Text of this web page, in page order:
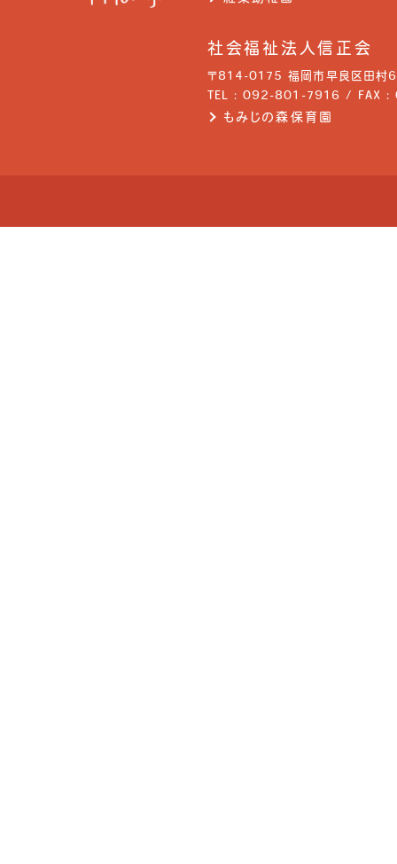
社会福祉法人信正会
〒814-0175 福岡市早良区田村
TEL : 092-801-7916 / FAX
もみじの森保育園